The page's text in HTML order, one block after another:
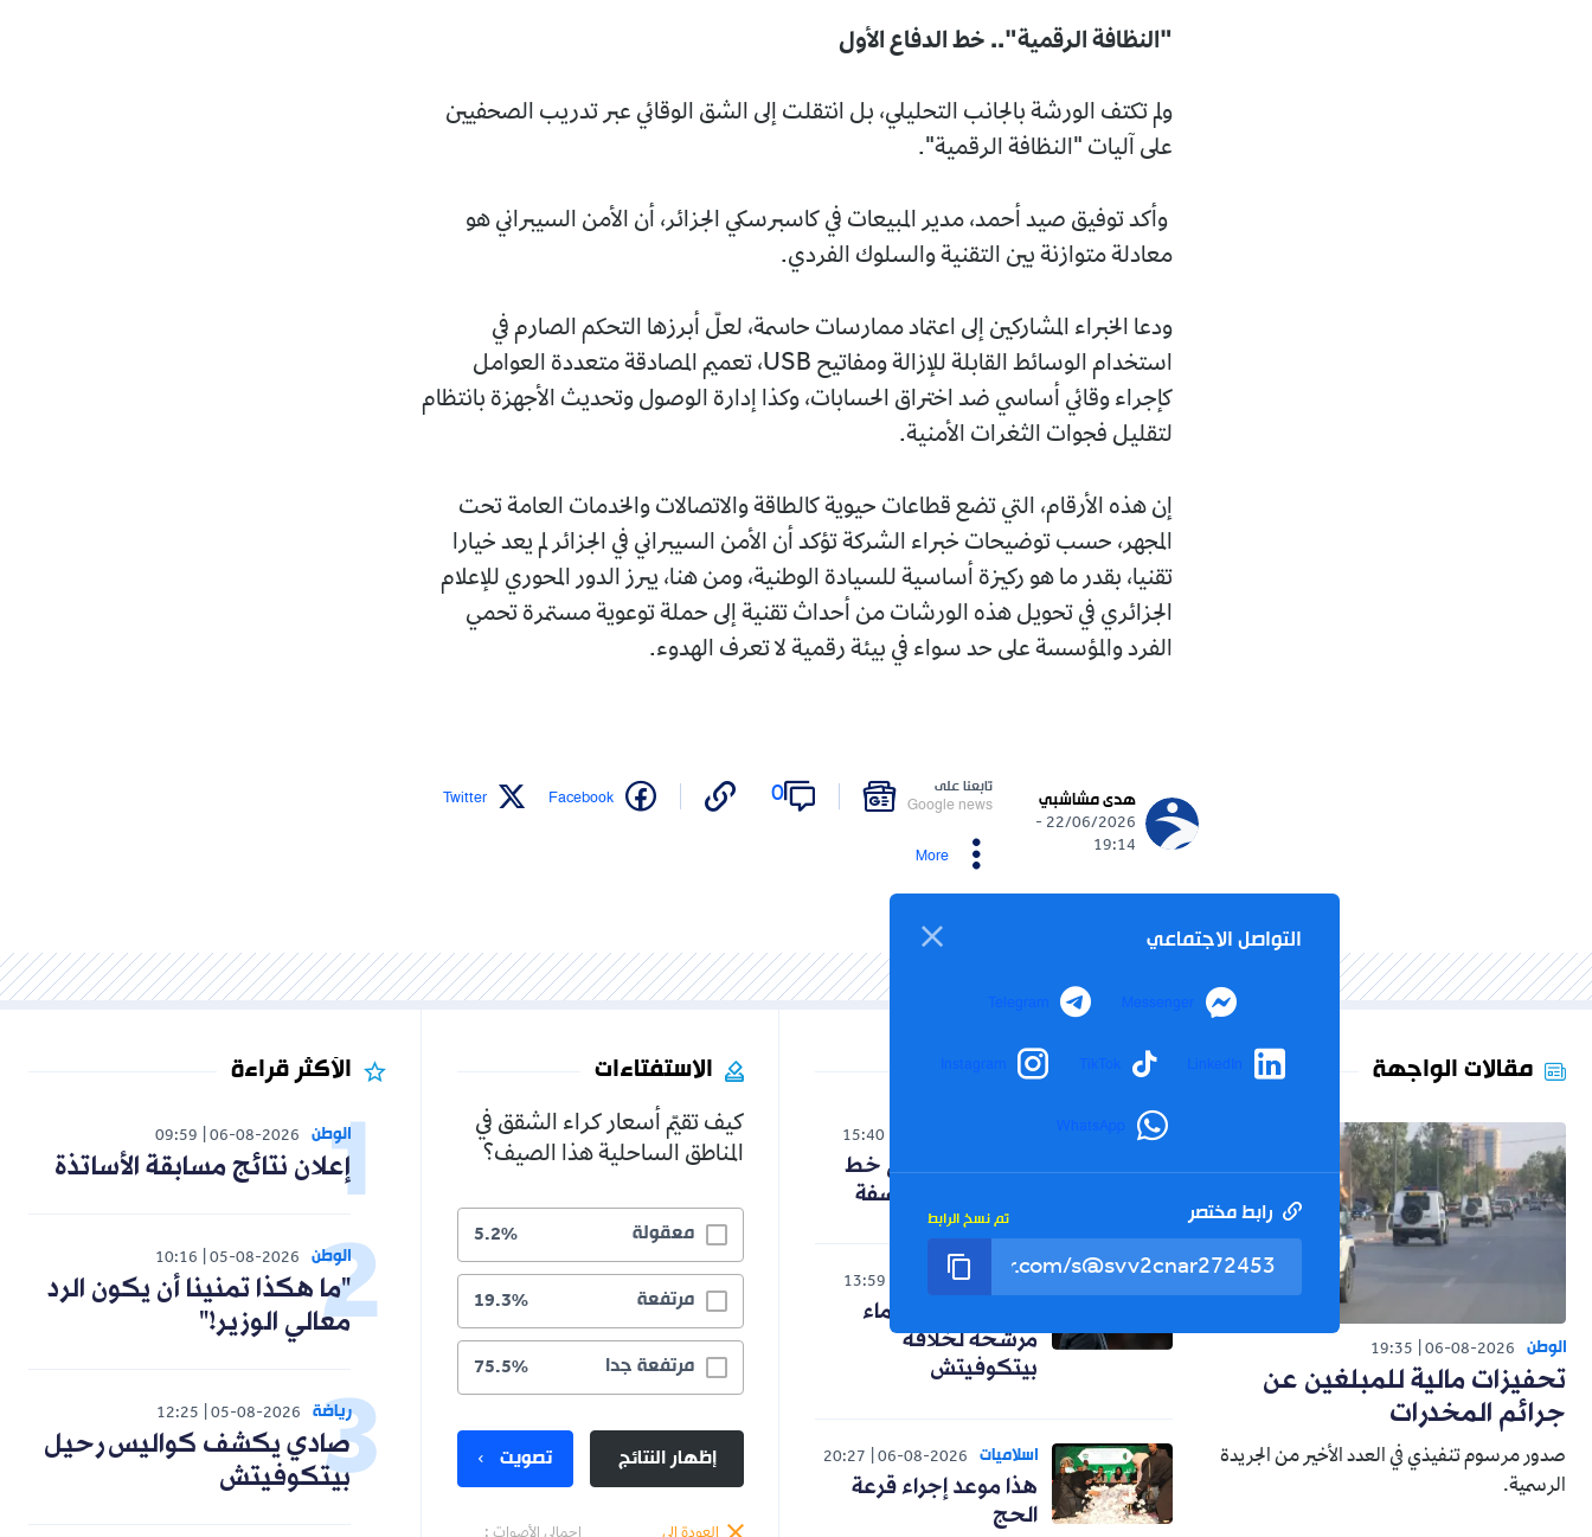
"النظافة الرقمية".. خط الدفاع الأول
ولم تكتف الورشة بالجانب التحليلي، بل انتقلت إلى الشق الوقائي عبر تدريب الصحفيين
على آليات "النظافة الرقمية".
وأكد توفيق صيد أحمد، مدير المبيعات في كاسبرسكي الجزائر، أن الأمن السيبراني هو
معادلة متوازنة بين التقنية والسلوك الفردي.
ودعا الخبراء المشاركين إلى اعتماد ممارسات حاسمة، لعلّ أبرزها التحكم الصارم في
استخدام الوسائط القابلة للإزالة ومفاتيح USB، تعميم المصادقة متعددة العوامل
كإجراء وقائي أساسي ضد اختراق الحسابات، وكذا إدارة الوصول وتحديث الأجهزة بانتظام
لتقليل فجوات الثغرات الأمنية.
إن هذه الأرقام، التي تضع قطاعات حيوية كالطاقة والاتصالات والخدمات العامة تحت
المجهر، حسب توضيحات خبراء الشركة تؤكد أن الأمن السيبراني في الجزائر لم يعد خيارا
تقنيا، بقدر ما هو ركيزة أساسية للسيادة الوطنية، ومن هنا، يبرز الدور المحوري للإعلام
الجزائري في تحويل هذه الورشات من أحداث تقنية إلى حملة توعوية مستمرة تحمي
الفرد والمؤسسة على حد سواء في بيئة رقمية لا تعرف الهدوء.
هدى مشاشبي
22/06/2026 -
19:14
تابعنا على
Google news
0
Facebook
Twitter
More
التواصل الاجتماعي
Messenger
Telegram
LinkedIn
TikTok
Instagram
WhatsApp
رابط مختصر تم نسخ الرابط
مقالات الواجهة
الوطن 06-08-2026
19:35
تحفيزات مالية للمبلغين عن
جرائم المخدرات
صدور مرسوم تنفيذي في العدد الأخير من الجريدة
الرسمية.
15:40
حنون تدخل على خط
الجدل حول الفلسفة
رياضة 06-08-2026
13:59
رسميا.. ثلاثة أسماء
مرشحة لخلافة
بيتكوفيتش
اسلاميات 06-08-2026
20:27
هذا موعد إجراء قرعة
الحج
الاستفتاءات
كيف تقيّم أسعار كراء الشقق في
المناطق الساحلية هذا الصيف؟
معقولة 5.2%
مرتفعة 19.3%
مرتفعة جدا 75.5%
إظهار النتائج تصويت
الأكثر قراءة
الوطن 06-08-2026
09:59
إعلان نتائج مسابقة الأساتذة
الوطن 05-08-2026
10:16
"ما هكذا تمنينا أن يكون الرد
معالي الوزير!"
رياضة 05-08-2026
12:25
صادي يكشف كواليس رحيل
بيتكوفيتش